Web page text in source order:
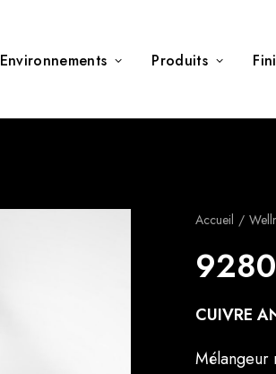
Environnements Produits
Accueil
CUIVRE
Mélangeur